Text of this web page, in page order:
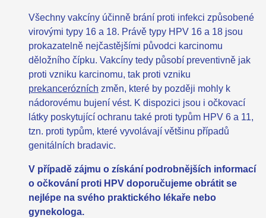
Všechny vakcíny účinně brání proti infekci způsobené
virovými typy 16 a 18. Právě typy HPV 16 a 18 jsou
prokazatelně nejčastějšími původci karcinomu
děložního čípku. Vakcíny tedy působí preventivně jak
proti vzniku karcinomu, tak proti vzniku
prekancerózních změn, které by později mohly k
nádorovému bujení vést. K dispozici jsou i očkovací
látky poskytující ochranu také proti typům HPV 6 a 11,
tzn. proti typům, které vyvolávají většinu případů
genitálních bradavic.
V případě zájmu o získání podrobnějších informací
o očkování proti HPV doporučujeme obrátit se
nejlépe na svého praktického lékaře nebo
gynekologa.